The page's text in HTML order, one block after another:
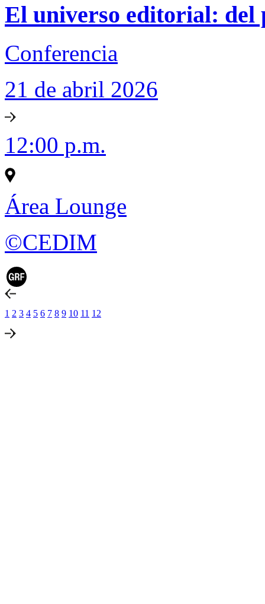
El universo editorial: del
Conferencia
21 de abril 2026
12:00 p.m.
Área Lounge
©CEDIM
1 2 3 4 5 6 7 8 9 10 11 12